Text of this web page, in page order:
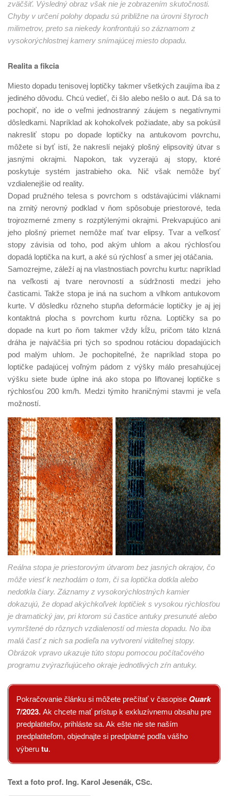
zväčšiť. Výsledný obraz však nie je zobrazením skutočnosti.
Chyby v určení polohy dopadu sú približne na úrovni štyroch
milimetrov, preto sa niekedy konfrontujú so záznamom z
vysokorýchlostnej kamery snímajúcej miesto dopadu.
Realita a fikcia
Miesto dopadu tenisovej loptičky takmer všetkých zaujíma iba z
jediného dôvodu. Chcú vedieť, či šlo alebo nešlo o aut. Dá sa to
pochopiť, no ide o veľmi jednostranný záujem s negatívnymi
dôsledkami. Napríklad ak kohokoľvek požiadate, aby sa pokúsil
nakresliť stopu po dopade loptičky na antukovom povrchu,
môžete si byť istí, že nakreslí nejaký plošný elipsovitý útvar s
jasnými okrajmi. Napokon, tak vyzerajú aj stopy, ktoré
poskytuje systém jastrabieho oka. Nič však nemôže byť
vzdialenejšie od reality.
Dopad pružného telesa s povrchom s odstávajúcimi vláknami
na zrnitý nerovný podklad v ňom spôsobuje priestorové, teda
trojrozmerné zmeny s rozptýlenými okrajmi. Prekvapujúco ani
jeho plošný priemet nemôže mať tvar elipsy. Tvar a veľkosť
stopy závisia od toho, pod akým uhlom a akou rýchlosťou
dopadá loptička na kurt, a aké sú rýchlosť a smer jej otáčania.
Samozrejme, záleží aj na vlastnostiach povrchu kurtu: napríklad
na veľkosti aj tvare nerovností a súdržnosti medzi jeho
časticami. Takže stopa je iná na suchom a vlhkom antukovom
kurte. V dôsledku rôzneho stupňa deformácie loptičky je aj jej
kontaktná plocha s povrchom kurtu rôzna. Loptičky sa po
dopade na kurt po ňom takmer vždy kĺžu, pričom táto klzná
dráha je najväčšia pri tých so spodnou rotáciou dopadajúcich
pod malým uhlom. Je pochopiteľné, že napríklad stopa po
loptičke padajúcej voľným pádom z výšky málo presahujúcej
výšku siete bude úplne iná ako stopa po liftovanej loptičke s
rýchlosťou 200 km/h. Medzi týmito hraničnými stavmi je veľa
možností.
Reálna stopa je priestorovým útvarom bez jasných okrajov, čo
môže viesť k nezhodám o tom, či sa loptička dotkla alebo
nedotkla čiary. Záznamy z vysokorýchlostných kamier
dokazujú, že dopad akýchkoľvek loptičiek s vysokou rýchlosťou
je dramatický jav, pri ktorom sú častice antuky presunuté alebo
vymrštené do rôznych vzdialeností od miesta dopadu. No iba
malá časť z nich sa podieľa na vytvorení viditeľnej stopy.
Obrázok vpravo ukazuje túto stopu pomocou počítačového
programu zvýrazňujúceho okraje jednotlivých zŕn antuky.
Pokračovanie článku si môžete prečítať v časopise Quark
7/2023. Ak chcete mať prístup k exkluzívnemu obsahu pre
predplatiteľov, prihláste sa. Ak ešte nie ste naším
predplatiteľom, objednajte si predplatné podľa vášho
výberu tu.
Text a foto prof. Ing. Karol Jesenák, CSc.